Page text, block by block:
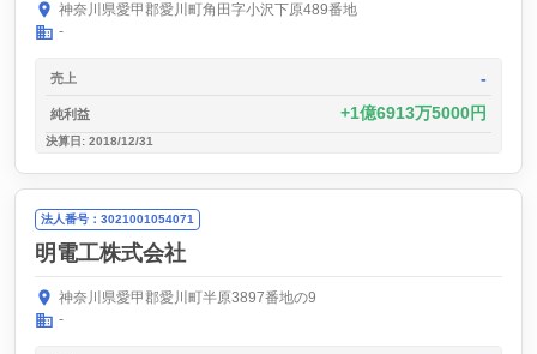
神奈川県愛甲郡愛川町角田字小沢下原489番地
-
売上 -
純利益 1億6913万5000円
決算日: 2018/12/31
法人番号：3021001054071
明電工株式会社
神奈川県愛甲郡愛川町半原3897番地の9
-